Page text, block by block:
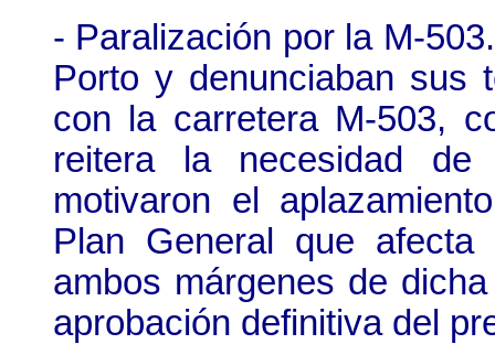
- Paralización por la M-
Porto y denunciaban sus
con la carretera M-503,
reitera la necesidad de
motivaron el
Plan General que
ambos márgenes de
aprobación definitiva del